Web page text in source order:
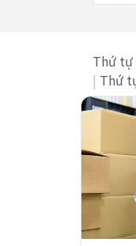
Thứ
| Thứ